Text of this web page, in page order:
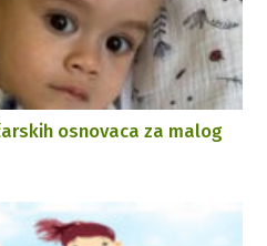
osnovaca za malog